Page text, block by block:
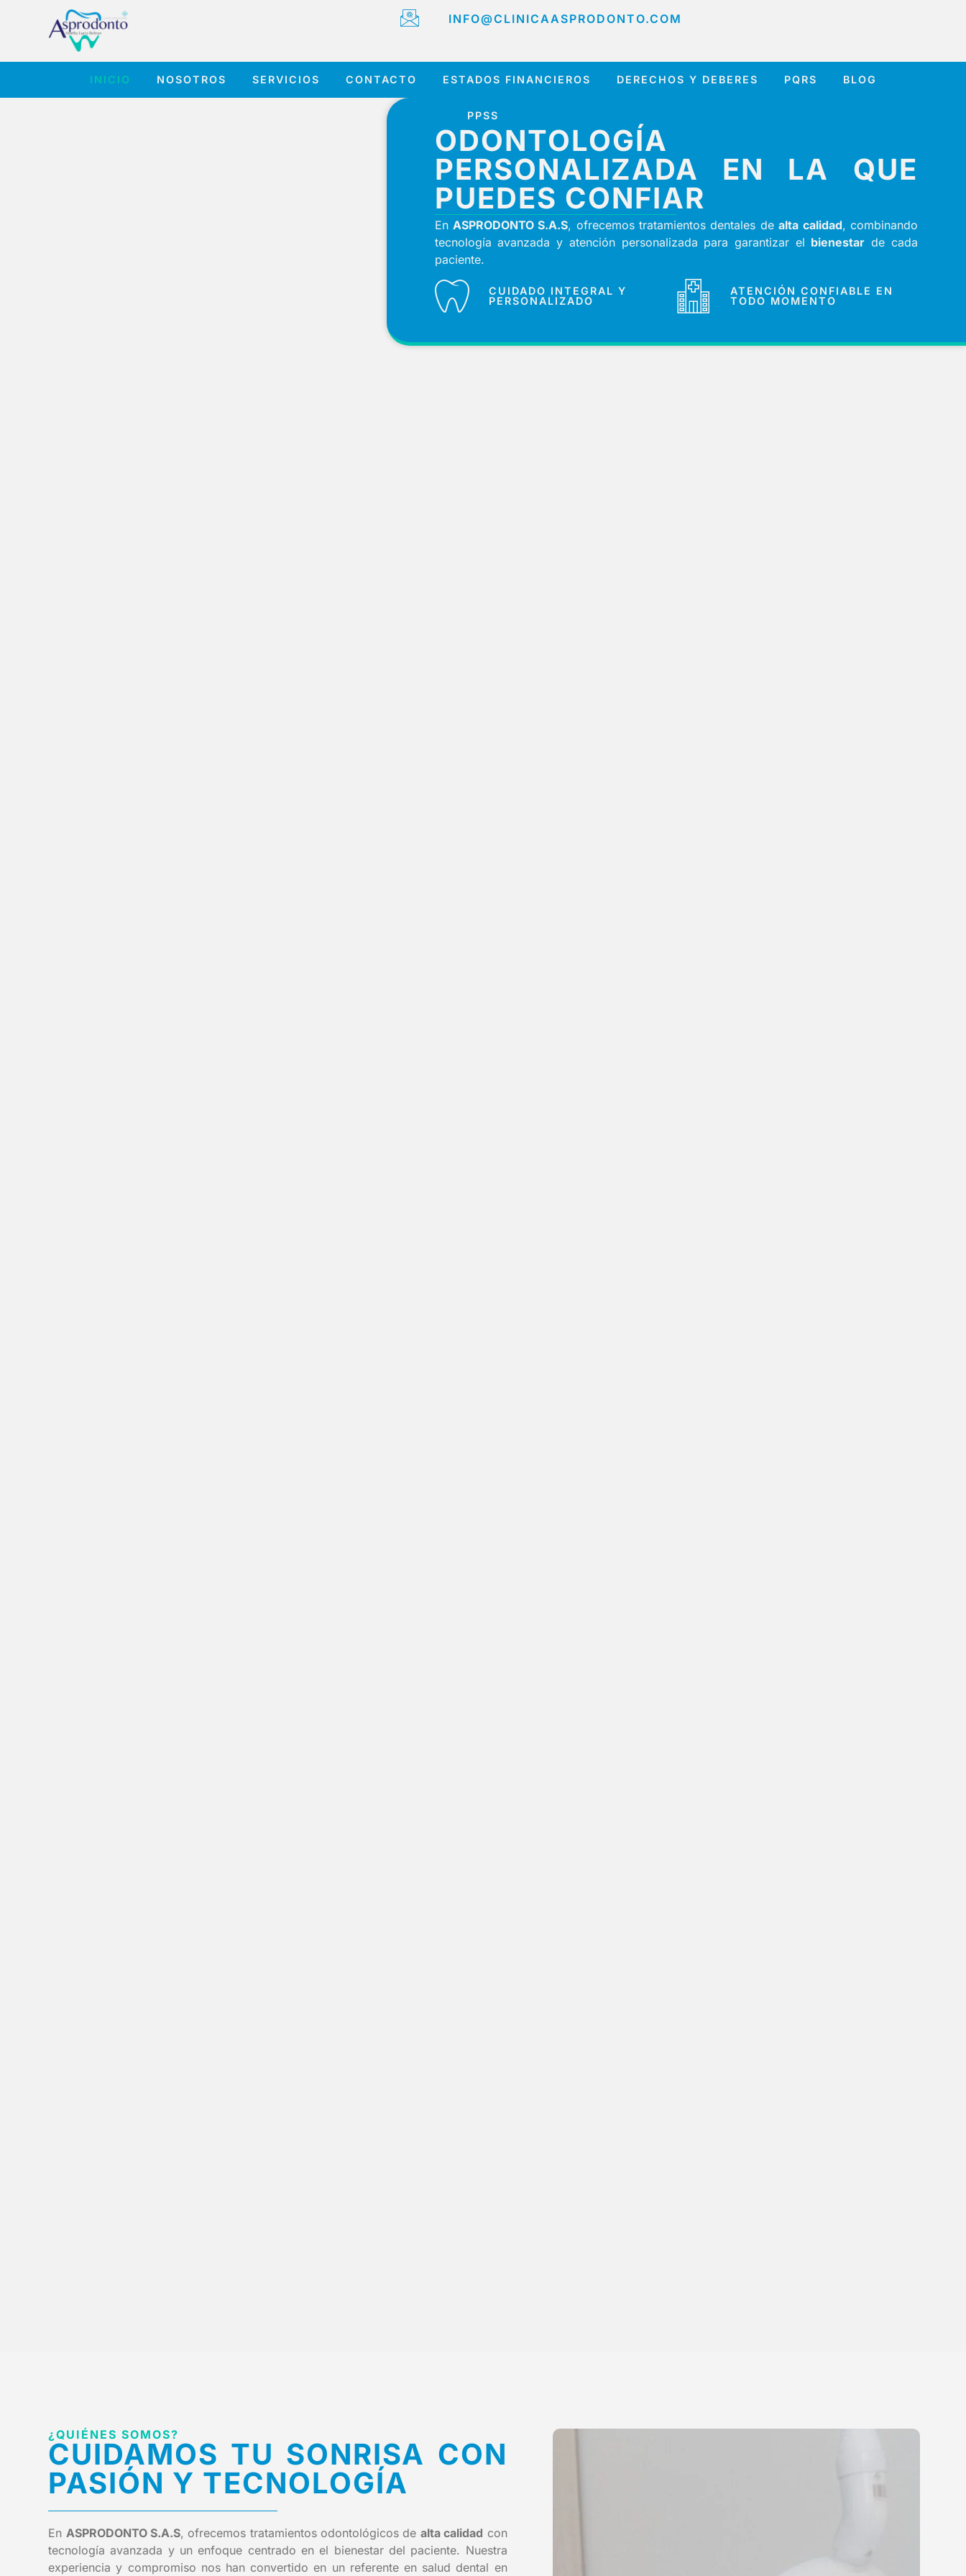
INFO@CLINICAASPRODONTO.COM
INICIO NOSOTROS SERVICIOS CONTACTO ESTADOS FINANCIEROS DERECHOS Y DEBERES PQRS BLOG
PPSS
ODONTOLOGÍA
PERSONALIZADA EN LA QUE
PUEDES CONFIAR
EnASPRODONTO S.A.S, ofrecemos tratamientos dentales dealta calidad, combinando
tecnología avanzada y atención personalizada para garantizar el bienestar de cada
paciente.
CUIDADO INTEGRAL Y
PERSONALIZADO
ATENCIÓN CONFIABLE EN
TODO MOMENTO
¿QUIÉNES SOMOS?
CUIDAMOS TU SONRISA CON
PASIÓN Y TECNOLOGÍA
En ASPRODONTO S.A.S, ofrecemos tratamientos odontológicos de alta calidad con
tecnología avanzada y un enfoque centrado en el bienestar del paciente. Nuestra
experiencia y compromiso nos han convertido en un referente en salud dental en